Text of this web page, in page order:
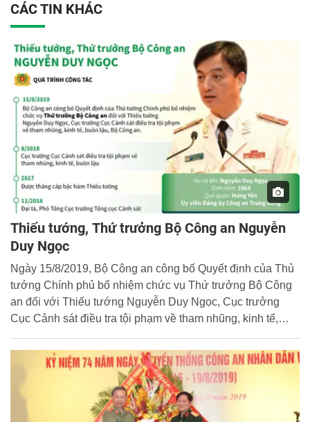
CÁC TIN KHÁC
Thiếu tướng, Thứ trưởng Bộ Công an Nguyễn
Duy Ngọc
Ngày 15/8/2019, Bộ Công an công bố Quyết định của Thủ
tướng Chính phủ bổ nhiệm chức vụ Thứ trưởng Bộ Công
an đối với Thiếu tướng Nguyễn Duy Ngọc, Cục trưởng
Cục Cảnh sát điều tra tội phạm về tham nhũng, kinh tế,